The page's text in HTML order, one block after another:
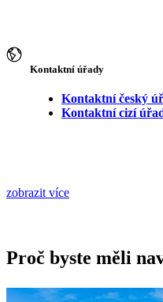
Kontaktní úřady
Kontaktní český
Kontaktní cizí
zobrazit více
Proč byste měli